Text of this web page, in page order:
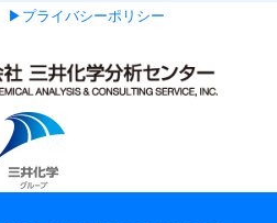
▶プライバシーポリシー